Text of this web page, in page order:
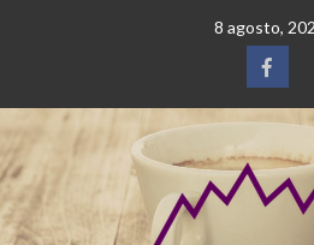
8 agosto,